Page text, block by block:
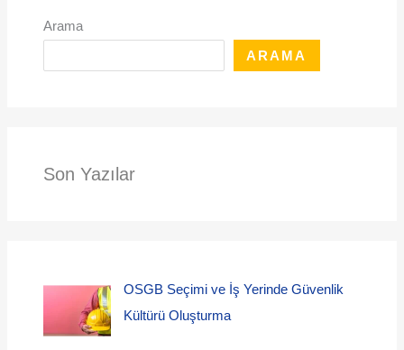
Arama
ARAMA
Son Yazılar
OSGB Seçimi ve İş Yerinde Güvenlik
Kültürü Oluşturma